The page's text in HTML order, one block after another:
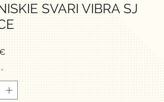
SVARI VIBRA SJ
*